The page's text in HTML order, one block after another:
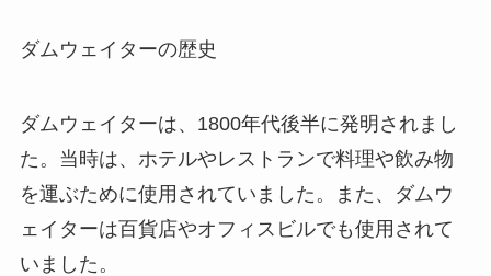
ダムウェイターの歴史
ダムウェイターは、1800年代後半に発明されまし
た。当時は、ホテルやレストランで料理や飲み物
を運ぶために使用されていました。また、ダムウ
ェイターは百貨店やオフィスビルでも使用されて
いました。